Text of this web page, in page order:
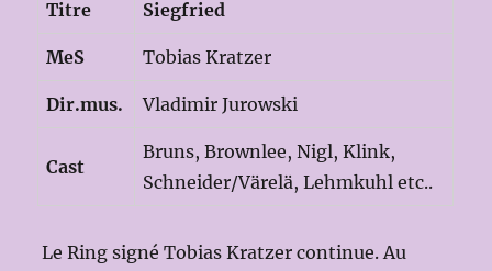
Titre Siegfried
MeS Tobias Kratzer
Dir.mus. Vladimir Jurowski
Cast
Bruns, Brownlee, Nigl, Klink,
Schneider/Värelä, Lehmkuhl etc..
Le Ring signé Tobias Kratzer continue. Au